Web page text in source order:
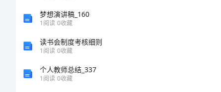
梦想演讲稿_160
1阅读 0收藏
读书会制度考核细则
1阅读 0收藏
个人教师总结_337
1阅读 0收藏